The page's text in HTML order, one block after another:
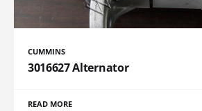
CUMMINS
3016627 Alternator
READ MORE